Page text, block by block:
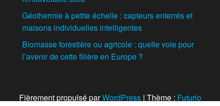
Géothermie à petite échelle : capteurs enterrés et
maisons individuelles intelligentes
Biomasse forestière ou agricole : quelle voie pour
l’avenir de cette filière en Europe ?
Fièrement propulsé parWordPress | Thème : Futurio